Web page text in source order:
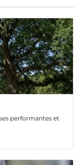
performantes et